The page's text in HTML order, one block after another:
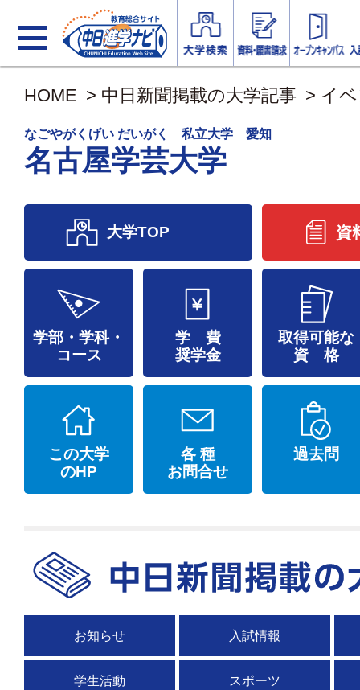
HOME > 中日新聞掲載の大学記事 > イ
なごやがくげい だいがく 私立大学 愛知
名古屋学芸大学
資
大学TOP
学部・学科・
コース
学 費
奨学金
取得可能な
資 格
この大学
のHP
各 種
お問合せ
過去問
お知らせ 入試情報
学生活動 スポーツ